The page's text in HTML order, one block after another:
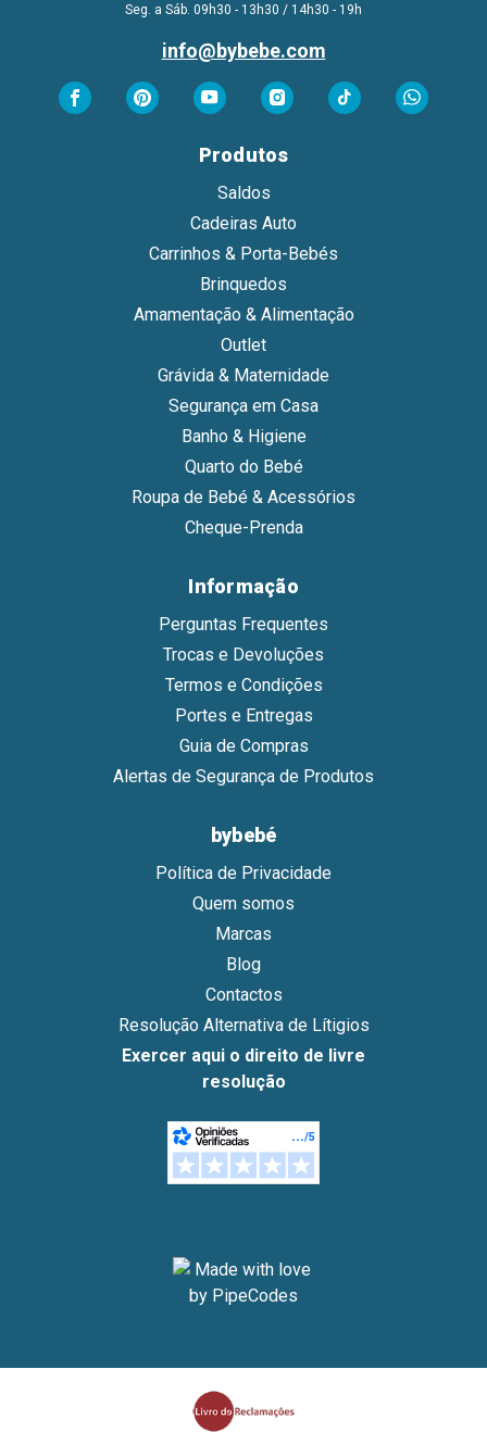
Seg. a Sáb. 09h30 - 13h30 / 14h30 - 19h
info@bybebe.com
Produtos
Saldos
Cadeiras Auto
Carrinhos & Porta-Bebés
Brinquedos
Amamentação & Alimentação
Outlet
Grávida & Maternidade
Segurança em Casa
Banho & Higiene
Quarto do Bebé
Roupa de Bebé & Acessórios
Cheque-Prenda
Informação
Perguntas Frequentes
Trocas e Devoluções
Termos e Condições
Portes e Entregas
Guia de Compras
Alertas de Segurança de Produtos
bybebé
Política de Privacidade
Quem somos
Marcas
Blog
Contactos
Resolução Alternativa de Lítigios
Exercer aqui o direito de livre
resolução